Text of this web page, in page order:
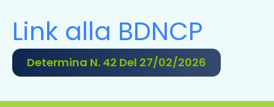
Link alla BDNCP
Determina N. 42 Del 27/02/2026